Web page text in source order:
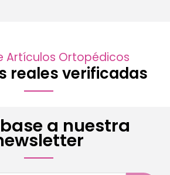
Artículos Ortopédicos
reales verificadas
a nuestra